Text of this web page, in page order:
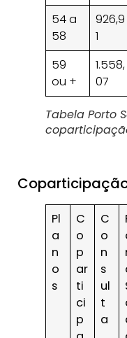
54 a
58
926,9
1
59
ou +
1.558,
07
Tabela Porto
Pl
a
n
o
s
C
o
p
ar
ti
ci
p
C
o
n
s
ul
t
a